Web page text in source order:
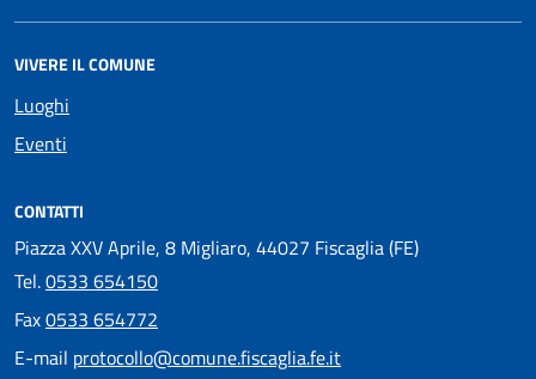
VIVERE IL COMUNE
Luoghi
Eventi
CONTATTI
Piazza XXV Aprile, 8 Migliaro, 44027 Fiscaglia (FE)
Tel.0533 654150
Fax0533 654772
E-mail protocollo@comune.fiscaglia.fe.it